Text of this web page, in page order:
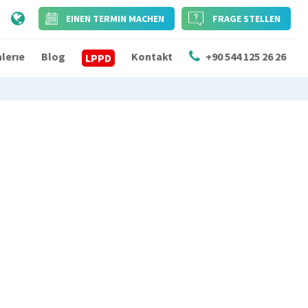
FRAGE STELLEN
EINEN TERMIN MACHEN
Blog LPPD Kontakt +90 544 125 26 26